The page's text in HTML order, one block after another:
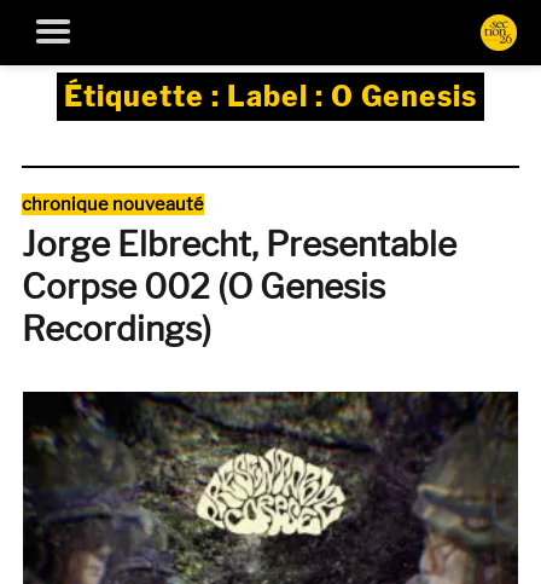
Étiquette : Label : O Genesis
Catégories
chronique nouveauté
Jorge Elbrecht, Presentable
Corpse 002 (O Genesis
Recordings)